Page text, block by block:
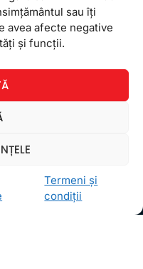
sau îți
avea afecte negative
și funcții.
Termeni și
condiții
echipa FollowMe
Vrem să realizăm asta